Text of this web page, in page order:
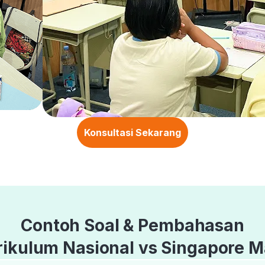
Konsultasi Sekarang
Contoh Soal & Pembahasan
Nasional vs Singapore